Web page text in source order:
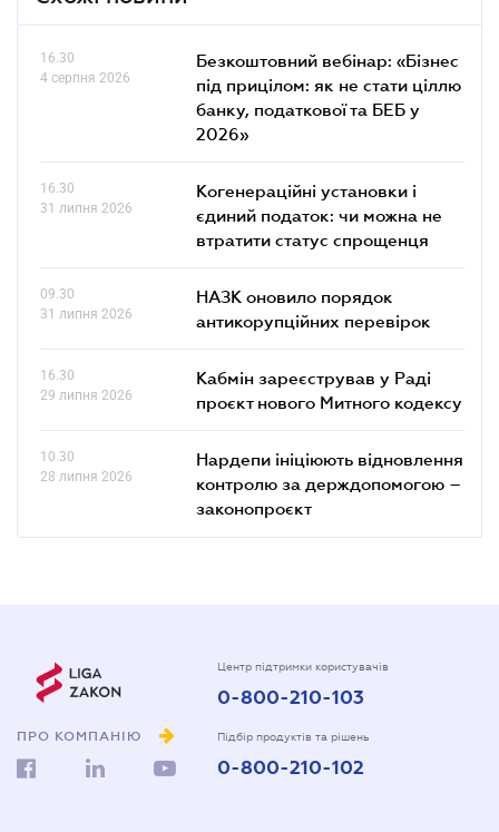
16.30
4 серпня 2026
Безкоштовний вебінар: «Бізнес
під прицілом: як не стати ціллю
банку, податкової та БЕБ у
2026»
16.30
31 липня 2026
Когенераційні установки і
єдиний податок: чи можна не
втратити статус спрощенця
09.30
31 липня 2026
НАЗК оновило порядок
антикорупційних перевірок
16.30
29 липня 2026
Кабмін зареєстрував у Раді
проєкт нового Митного кодексу
10.30
28 липня 2026
Нардепи ініціюють відновлення
контролю за держдопомогою –
законопроєкт
ПРО КОМПАНІЮ
Центр підтримки користувачів
0-800-210-103
Підбір продуктів та рішень
0-800-210-102